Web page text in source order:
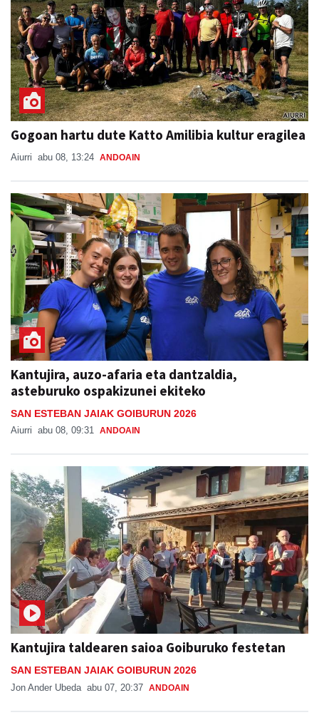
Gogoan hartu dute Katto Amilibia kultur eragilea
Aiurri abu 08, 13:24 ANDOAIN
Kantujira, auzo-afaria eta dantzaldia,
asteburuko ospakizunei ekiteko
SAN ESTEBAN JAIAK GOIBURUN 2026
Aiurri abu 08, 09:31 ANDOAIN
Kantujira taldearen saioa Goiburuko festetan
SAN ESTEBAN JAIAK GOIBURUN 2026
Jon Ander Ubeda abu 07, 20:37 ANDOAIN